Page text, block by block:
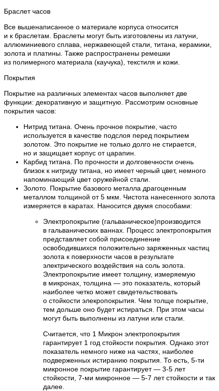
Браслет часов
Все вышенаписанное о материале корпуса относится
и к браслетам. Браслеты могут быть изготовлены из латуни,
аллюминиевого сплава, нержавеющей стали, титана, керамики,
золота и платины. Также распространены ремешки
из полимерного материала (каучука), текстиля и кожи.
Покрытия
Покрытие на различных элементах часов выполняет две
функции: декоративную и защитную. Рассмотрим основные
покрытия часов:
Нитрид титана. Очень прочное покрытие, часто
используется в качестве подслоя перед покрытием
золотом. Это покрытие не только долго не стирается,
но и защищает корпус от царапин.
Карбид титана. По прочности и долговечности очень
близок к нитриду титана, но имеет черный цвет, немного
напоминающий цвет оружейной стали.
Золото. Покрытие базового металла драгоценным
металлом толщиной от 5 мкм. Чистота нанесенного золота
измеряется в каратах. Наносится двумя способами:
Электропокрытие (гальваническое)производится
в гальванических ваннах. Процесс электропокрытия
представляет собой присоединение
освободившихся положительно заряженных частиц
золота к поверхности часов в результате
электрического воздействия на соль золота.
Электропокрытие имеет толщину, измеряемую
в микронах, толщина — это показатель, который
наиболее четко может свидетельствовать
о стойкости элекропокрытия. Чем толще покрытие,
тем дольше оно будет истираться. При этом часы
могут быть выполнены из латуни или стали.
Считается, что 1 Микрон электропокрытия
гарантирует 1 год стойкости покрытия. Однако этот
показатель немного ниже на частях, наиболее
подверженных истиранию покрытия. То есть, 5-ти
микронное покрытие гарантирует — 3-5 лет
стойкости, 7-ми микронное — 5-7 лет стойкости и так
далее.